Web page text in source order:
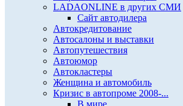
LADAONLINE в других СМИ
Сайт автодилера
Автокредитование
Автосалоны и выставки
Автопутешествия
Автоюмор
Автокластеры
Женщина и автомобиль
Кризис в автопроме 2008-...
В мире